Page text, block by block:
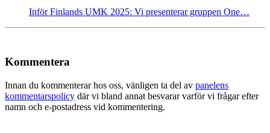
Inför Finlands UMK 2025: Vi presenterar gruppen One…
Kommentera
Innan du kommenterar hos oss, vänligen ta del av panelens
kommentarspolicy där vi bland annat besvarar varför vi frågar efter
namn och e-postadress vid kommentering.